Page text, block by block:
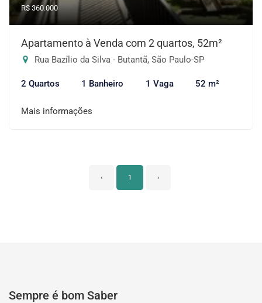
R$ 360.000
Apartamento à Venda com 2 quartos, 52m²
Rua Bazílio da Silva - Butantã, São Paulo-SP
2 Quartos 1 Banheiro 1 Vaga 52 m²
Mais informações
‹ 1 ›
Sempre é bom Saber